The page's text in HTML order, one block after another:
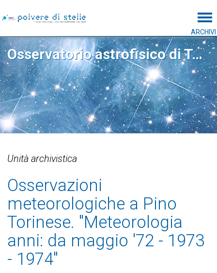
ARCHIVI
Osservatorio astrofisico di Torino
Unità archivistica
Osservazioni
meteorologiche a Pino
Torinese. "Meteorologia
anni: da maggio '72 - 1973
- 1974"